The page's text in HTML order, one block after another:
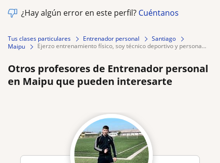
¿Hay algún error en este perfil? Cuéntanos
Tus clases particulares Entrenador personal
Santiago
Maipu
ejerzo entrenamiento físico, soy técnico deportivo y persona...
Otros profesores de Entrenador personal
en Maipu que pueden interesarte